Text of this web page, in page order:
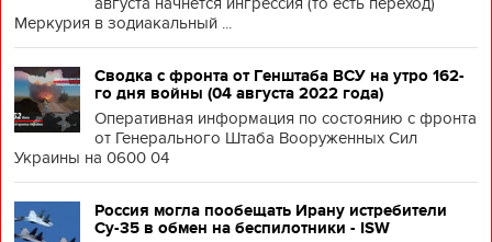
Меркурия в зодиакальный ...
Сводка с фронта от Генштаба ВСУ на утро 162-
го дня войны (04 августа 2022 года)
Оперативная информация по состоянию с фронта
от Генерального Штаба Вооруженных Сил
Украины на 0600 04
Россия могла пообещать Ирану истребители
Су-35 в обмен на беспилотники - ISW